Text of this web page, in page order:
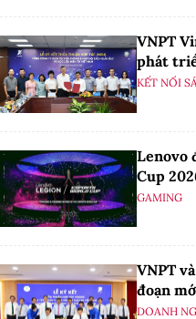
VNPT
phát
KẾT NỐI
Lenovo
Cup
GAMING
VNPT
đoạn
DOANH